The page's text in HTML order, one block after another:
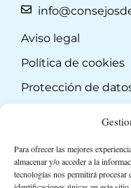
Para ofrecer las mejores
almacenar y/o acceder a la
tecnologías nos permitirá procesar
Aviso legal
Política de cookies
Protección de